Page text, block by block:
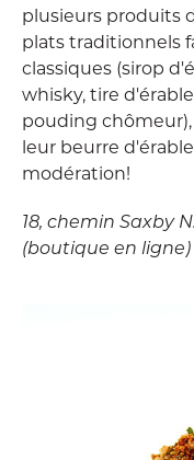
plusieurs produits
plats traditionnels
classiques (sirop
whisky, tire
pouding
leur beurre
modération!
18, chemin Saxby
(boutique en ligne)